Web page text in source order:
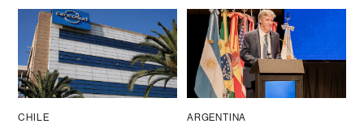
CHILE ARGENTINA